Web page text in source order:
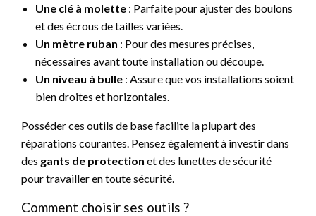
Une clé à molette : Parfaite pour ajuster des boulons
et des écrous de tailles variées.
Un mètre ruban : Pour des mesures précises,
nécessaires avant toute installation ou découpe.
Un niveau à bulle : Assure que vos installations soient
bien droites et horizontales.
Posséder ces outils de base facilite la plupart des
réparations courantes. Pensez également à investir dans
des gants de protection et des lunettes de sécurité
pour travailler en toute sécurité.
Comment choisir ses outils ?